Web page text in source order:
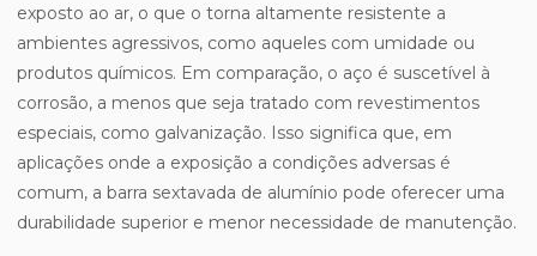
exposto ao ar, o que o torna altamente resistente a
ambientes agressivos, como aqueles com umidade ou
produtos químicos. Em comparação, o aço é suscetível à
corrosão, a menos que seja tratado com revestimentos
especiais, como galvanização. Isso significa que, em
aplicações onde a exposição a condições adversas é
comum, a barra sextavada de alumínio pode oferecer uma
durabilidade superior e menor necessidade de manutenção.